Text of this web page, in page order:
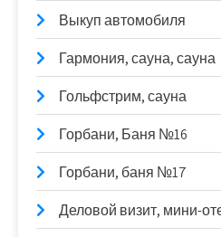
Выкуп автомобиля
Гармония, сауна, сауна
Гольфстрим, сауна
Горбани, Баня №16
Горбани, баня №17
Деловой визит, мини-